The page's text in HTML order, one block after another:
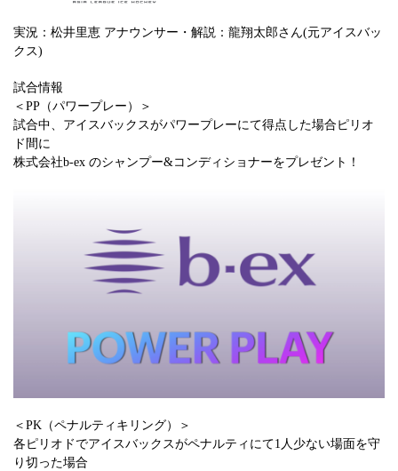
実況：松井里恵 アナウンサー・解説：龍翔太郎さん(元アイスバッ
クス)
試合情報
＜PP（パワープレー）＞
試合中、アイスバックスがパワープレーにて得点した場合ピリオ
ド間に
株式会社b-ex のシャンプー&コンディショナーをプレゼント！
＜PK（ペナルティキリング）＞
各ピリオドでアイスバックスがペナルティにて1人少ない場面を守
り切った場合